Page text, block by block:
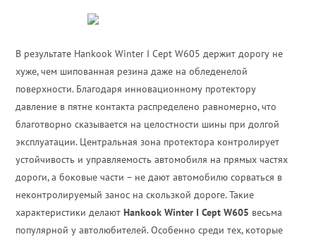
В результате Hankook Winter I Cept W605 держит дорогу не
хуже, чем шипованная резина даже на обледенелой
поверхности. Благодаря инновационному протектору
давление в пятне контакта распределено равномерно, что
благотворно сказывается на целостности шины при долгой
эксплуатации. Центральная зона протектора контролирует
устойчивость и управляемость автомобиля на прямых частях
дороги, а боковые части – не дают автомобилю сорваться в
неконтролируемый занос на скользкой дороге. Такие
характеристики делаютHankook Winter I Cept W605 весьма
популярной у автолюбителей. Особенно среди тех, которые